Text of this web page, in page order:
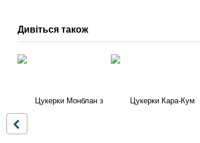
Дивіться також